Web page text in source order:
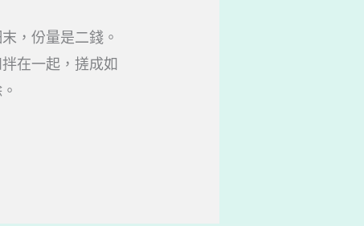
，份量是二錢。
在一起，搓成如